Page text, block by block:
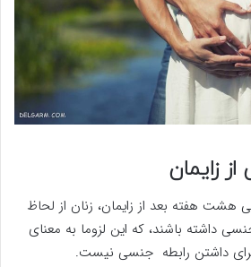
زایمان
هفته بعد از زایمان، زنان از لحاظ
داشته باشند، که این لزوما به معنای
داشتن رابطه جنسی نیست.